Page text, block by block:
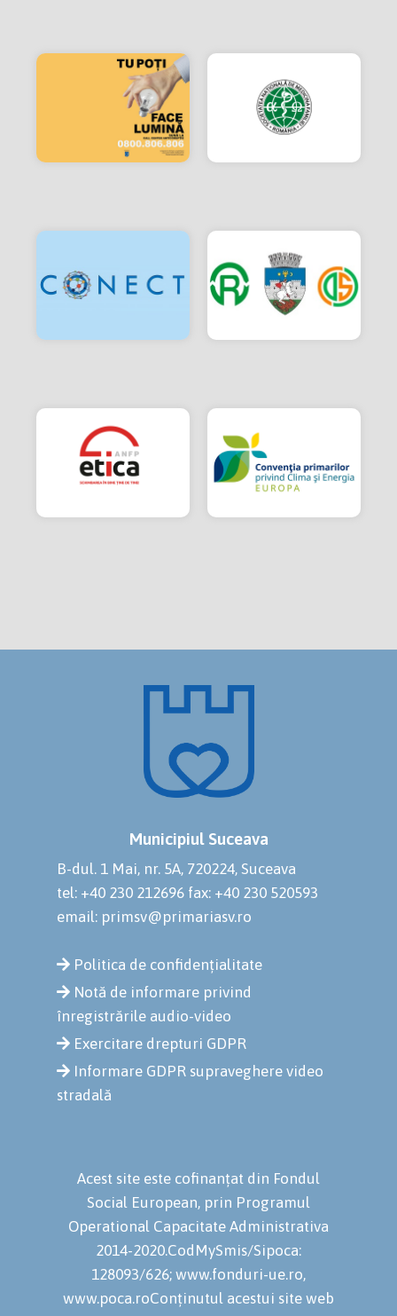
Municipiul Suceava
B-dul. 1 Mai, nr. 5A, 720224, Suceava
tel: +40 230 212696 fax: +40 230 520593
email: primsv@primariasv.ro
Politica de confidențialitate
Notă de informare privind
înregistrările audio-video
Exercitare drepturi GDPR
Informare GDPR supraveghere video
stradală
Acest site este cofinanțat din Fondul
Social European, prin Programul
Operational Capacitate Administrativa
2014-2020.CodMySmis/Sipoca:
128093/626; www.fonduri-ue.ro,
www.poca.roConținutul acestui site web